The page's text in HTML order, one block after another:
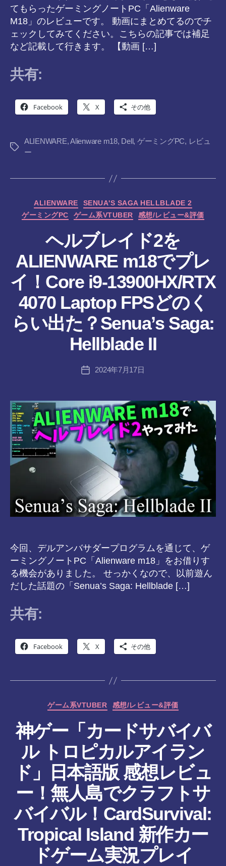
てもらったゲーミングノートPC「Alienware
M18」のレビューです。 動画にまとめてるのでチ
ェックしてみてください。こちらの記事では補足
など記載して行きます。 【動画 […]
共有:
Facebook X その他
タ
ALIENWARE,Alienware m18, Dell, ゲーミングPC, レビュ
ー
カ
テ
ー
ALIENWARE
SENUA'S SAGA HELLBLADE 2
ゲーミングPC
ゲーム系VTUBER 感想/レビュー&評価
ヘルブレイド2を
ALIENWARE m18でプレ
イ！Core i9-13900HX/RTX
4070 Laptop FPSどのく
らい出た？Senua’s Saga:
Hellblade II
投
稿
成
者
:
a
8-
vr
投
2024年7月17日
今回、デルアンバサダープログラムを通じて、ゲ
ーミングノートPC「Alienware m18」をお借りす
る機会がありました。 せっかくなので、以前遊ん
だした話題の「Senua’s Saga: Hellblade […]
共有:
Facebook X その他
カ
ー
ゲーム系VTUBER 感想/レビュー&評価
神ゲー「カードサバイバ
ル トロピカルアイラン
ド」日本語版 感想レビュ
ー！無人島でクラフトサ
バイバル！CardSurvival:
Tropical Island 新作カー
ドゲーム実況プレイ
成
者
: